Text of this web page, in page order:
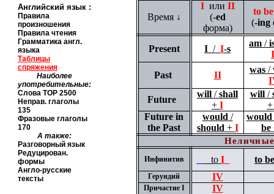
Время ↓
I или II
(-ed
форма)
to be
(-ing
Present I / I-s
am /
Past
II
was /
Future
will / shall
+ I
will/
+
Future in
the Past
would /
should + I
would
be
Инфинитив to I to be
Герундий IV
Причастие I IV
Английский язык :
Правила
произношения
Правила чтения
Грамматика англ.
языка
Таблицы
спряжения
Наиболее
употребительные:
Слова TOP 2500
Неправ. глаголы
135
Фразовые глаголы
170
А также:
Разговорный язык
Редуцирован.
формы
Англо-русские
тексты